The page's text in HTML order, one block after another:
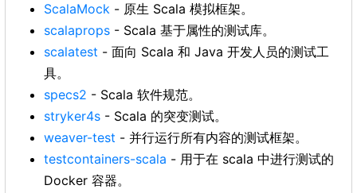
ScalaMock - 原生 Scala 模拟框架。
scalaprops - Scala 基于属性的测试库。
scalatest - 面向 Scala 和 Java 开发人员的测试工
具。
specs2 - Scala 软件规范。
stryker4s - Scala 的突变测试。
weaver-test - 并行运行所有内容的测试框架。
testcontainers-scala - 用于在 scala 中进行测试的
Docker 容器。